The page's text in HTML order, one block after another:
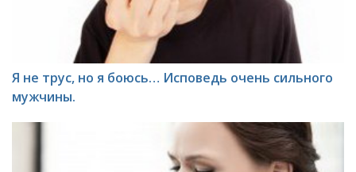
Я не трус, но я боюсь… Исповедь очень сильного
мужчины.